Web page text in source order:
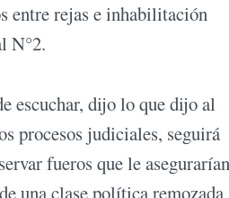
entre rejas e inhabilitación
N°2.
escuchar, dijo lo que dijo al
procesos judiciales, seguirá
fueros que le asegurarían
una clase política remozada